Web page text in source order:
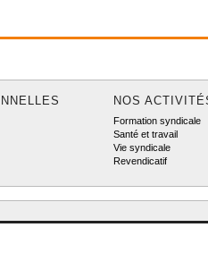
NOS
Formation syndicale
Santé et travail
Vie syndicale
Revendicatif